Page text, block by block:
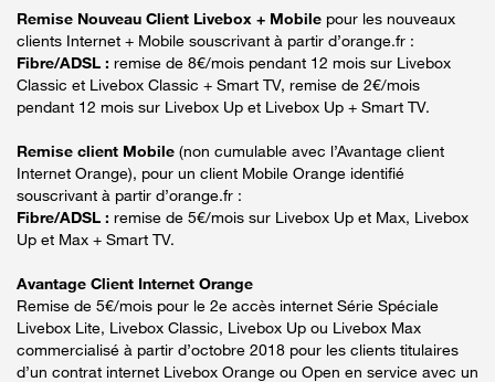
Remise Nouveau Client Livebox + Mobile pour les nouveaux
clients Internet + Mobile souscrivant à partir d’orange.fr :
Fibre/ADSL : remise de 8€/mois pendant 12 mois sur Livebox
Classic et Livebox Classic + Smart TV, remise de 2€/mois
pendant 12 mois sur Livebox Up et Livebox Up + Smart TV.
Remise client Mobile (non cumulable avec l’Avantage client
Internet Orange), pour un client Mobile Orange identifié
souscrivant à partir d’orange.fr :
Fibre/ADSL : remise de 5€/mois sur Livebox Up et Max, Livebox
Up et Max + Smart TV.
Avantage Client Internet Orange
Remise de 5€/mois pour le 2e accès internet Série Spéciale
Livebox Lite, Livebox Classic, Livebox Up ou Livebox Max
commercialisé à partir d’octobre 2018 pour les clients titulaires
d’un contrat internet Livebox Orange ou Open en service avec un